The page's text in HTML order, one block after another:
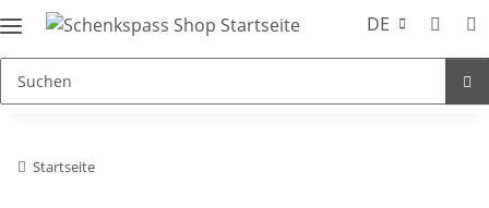
DE
Startseite